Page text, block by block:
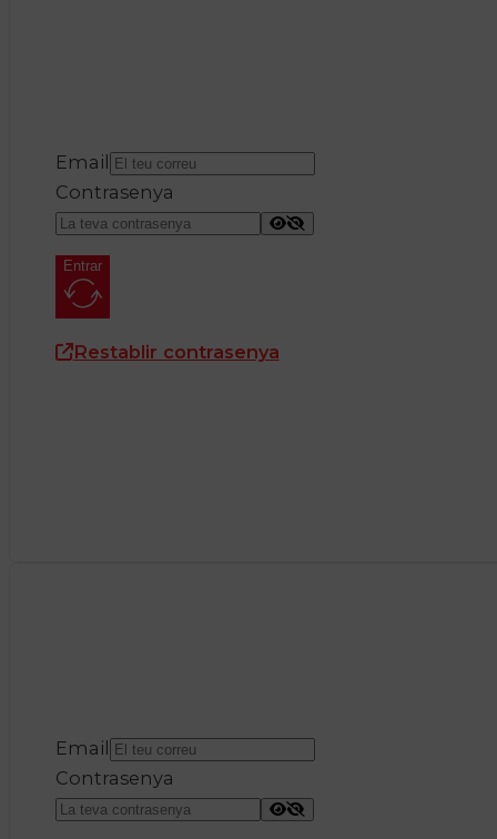
Email
Contrasenya
Entrar
Restablir contrasenya
Email
Contrasenya